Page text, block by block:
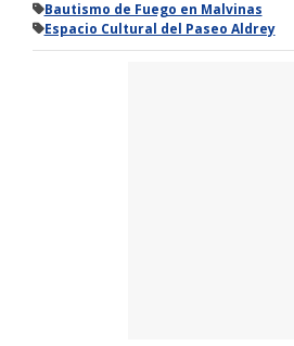
Bautismo de Fuego en Malvinas
Espacio Cultural del Paseo Aldrey